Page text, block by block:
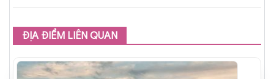
ĐỊA ĐIỂM LIÊN QUAN